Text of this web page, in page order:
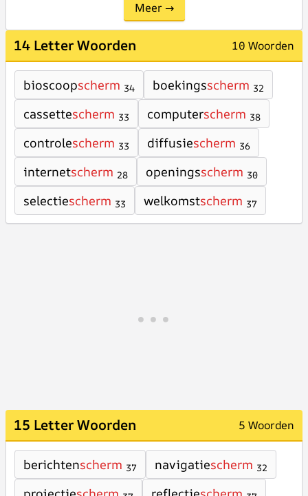
Meer →
14 Letter Woorden 10 Woorden
bioscoopscherm 34 boekingsscherm 32
cassettescherm 33 computerscherm 38
controlescherm 33 diffusiescherm 36
internetscherm 28 openingsscherm 30
selectiescherm 33 welkomstscherm 37
15 Letter Woorden 5 Woorden
berichtenscherm 37 navigatiescherm 32